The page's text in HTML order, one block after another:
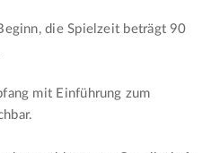
die Spielzeit beträgt 90
mit Einführung zum